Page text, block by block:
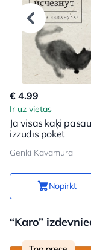
€ 4.99
Ir uz vietas
Ja visas kaķi
izzudīs poket
Genki Kavamura
Nopirkt
“Karo”